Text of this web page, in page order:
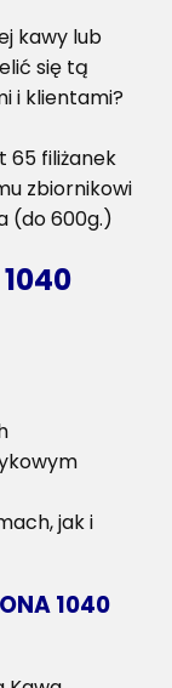
kawy lub
się tą
i klientami?
65 filiżanek
zbiornikowi
(do 600g.)
jak i
1040